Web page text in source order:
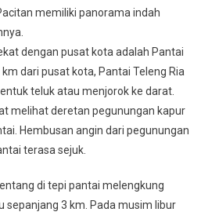
memiliki panorama indah
dengan pusat kota adalah Pantai
dari pusat kota, Pantai Teleng Ria
teluk atau menjorok ke darat.
melihat deretan pegunungan kapur
Hembusan angin dari pegunungan
terasa sejuk.
di tepi pantai melengkung
sepanjang 3 km. Pada musim libur